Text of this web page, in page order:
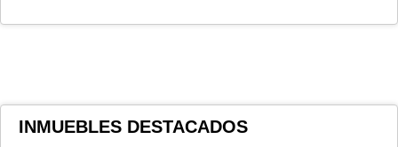
INMUEBLES DESTACADOS